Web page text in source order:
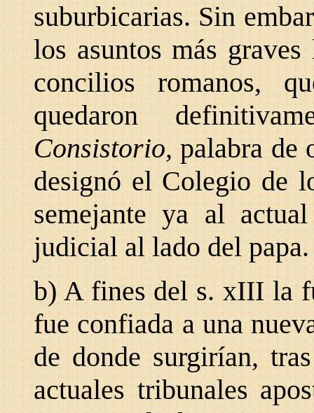
suburbicarias. Sin
los asuntos más
concilios romanos,
quedaron
Consistorio,palabra de
designó el Colegio de
semejante ya al
judicial al lado del papa.
b) A fines del s. xIII la
fue confiada a una
de donde surgirían,
actuales tribunales